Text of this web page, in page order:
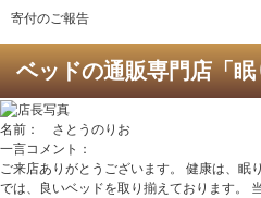
寄付のご報告
ベッドの通販専門店「
名前： さとうのりお
一言コメント：
ご来店ありがとうございます。 健康は、眠
では、良いベッドを取り揃えております。